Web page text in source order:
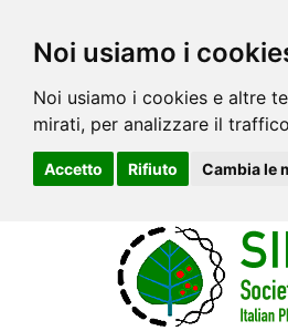
Noi usiamo i
Noi usiamo i cookies e altre
mirati, per analizzare il
Accetto Rifiuto Cambia le